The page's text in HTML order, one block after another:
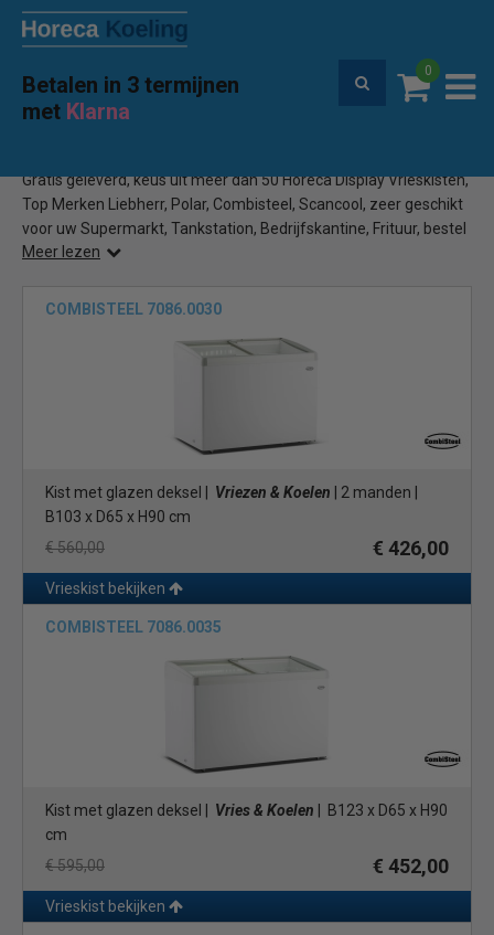
Betalen in 3 termijnen
met Klarna
0
Premium service en garantie
Home Horeca Display Vrieskist
Gratis geleverd, keus uit meer dan 50 Horeca Display Vrieskisten,
Top Merken Liebherr, Polar, Combisteel, Scancool, zeer geschikt
voor uw Supermarkt, Tankstation, Bedrijfskantine, Frituur, bestel
eenvoudig online
Meer lezen
COMBISTEEL 7086.0030
Kist met glazen deksel | Vriezen & Koelen | 2 manden |
B103 x D65 x H90 cm
€ 560,00
€ 426,00
Vrieskist bekijken
COMBISTEEL 7086.0035
Kist met glazen deksel | Vries & Koelen | B123 x D65 x H90
cm
€ 595,00
€ 452,00
Vrieskist bekijken